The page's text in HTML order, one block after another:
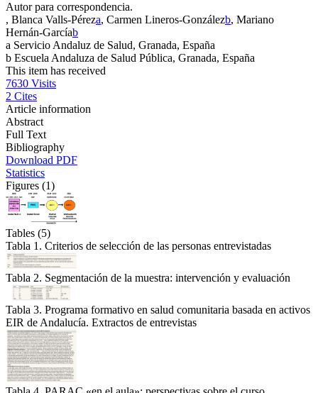
Autor para correspondencia.
, Blanca Valls-Péreza, Carmen Lineros-Gonzálezb, Mariano
Hernán-Garcíab
a Servicio Andaluz de Salud, Granada, España
b Escuela Andaluza de Salud Pública, Granada, España
This item has received
7630 Visits
2 Cites
Article information
Abstract
Full Text
Bibliography
Download PDF
Statistics
Figures (1)
Tables (5)
Tabla 1. Criterios de selección de las personas entrevistadas
Tabla 2. Segmentación de la muestra: intervención y evaluación
Tabla 3. Programa formativo en salud comunitaria basada en activos
EIR de Andalucía. Extractos de entrevistas